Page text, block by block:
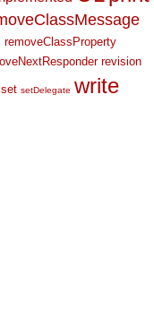
removeClassProperty
revision
set setDelegate write